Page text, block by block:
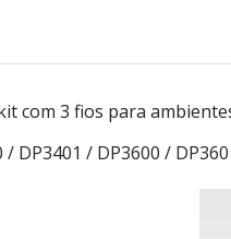
com 3 fios para
DP3401 / DP3600 /